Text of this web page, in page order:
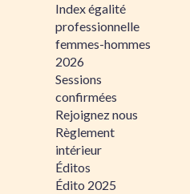
Index égalité
professionnelle
femmes-hommes
2026
Sessions
confirmées
Rejoignez nous
Règlement
intérieur
Éditos
Édito 2025